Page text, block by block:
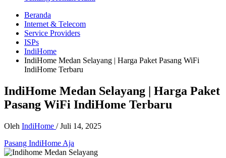
Beranda
Internet & Telecom
Service Providers
ISPs
IndiHome
IndiHome Medan Selayang | Harga Paket Pasang WiFi
IndiHome Terbaru
IndiHome Medan Selayang | Harga Paket
Pasang WiFi IndiHome Terbaru
Oleh IndiHome /Juli 14, 2025
Pasang IndiHome Aja